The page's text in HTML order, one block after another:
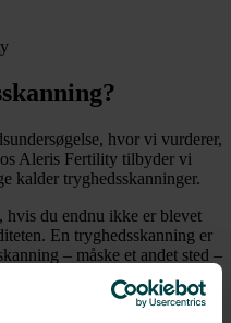
hvor vi vurderer,
Aleris Fertility tilbyder vi
kalder tryghedsskanninger.
du endnu ikke er blevet
En tryghedsskanning er
– måske et andet sted –
ud.